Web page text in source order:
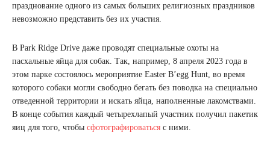
празднование одного из самых больших религиозных праздников
невозможно представить без их участия.
В Park Ridge Drive даже проводят специальные охоты на
пасхальные яйца для собак. Так, например, 8 апреля 2023 года в
этом парке состоялось мероприятие Easter B’egg Hunt, во время
которого собаки могли свободно бегать без поводка на специально
отведенной территории и искать яйца, наполненные лакомствами.
В конце события каждый четырехлапый участник получил пакетик
яиц для того, чтобы сфотографироваться с ними.